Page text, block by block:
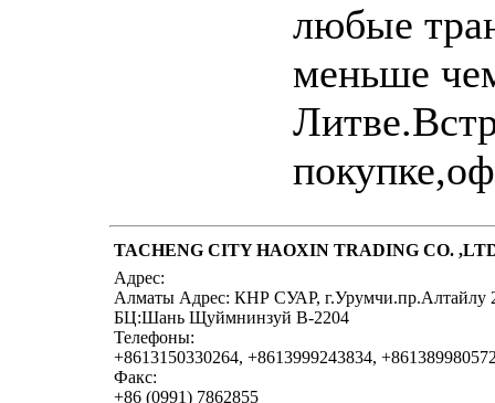
любые
меньше
TACHENG CITY HAOXIN TRADING CO.
Адрес:
Алматы Адрес: КНР СУАР, г.Урумчи.пр.Алтайлу
БЦ:Шань Щуймнинзуй В-2204
Телефоны:
+8613150330264, +8613999243834,
Факс:
+86 (0991) 7862855